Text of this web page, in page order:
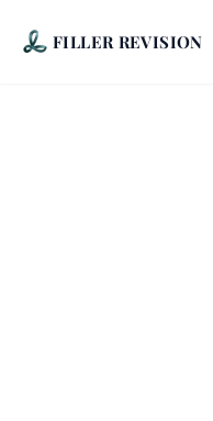
FILLER REVISION